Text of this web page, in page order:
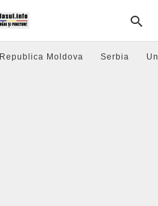
Republica Moldova Serbia